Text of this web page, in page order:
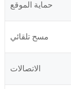
حماية الموقع
مسح تلقائي
الاتصالات